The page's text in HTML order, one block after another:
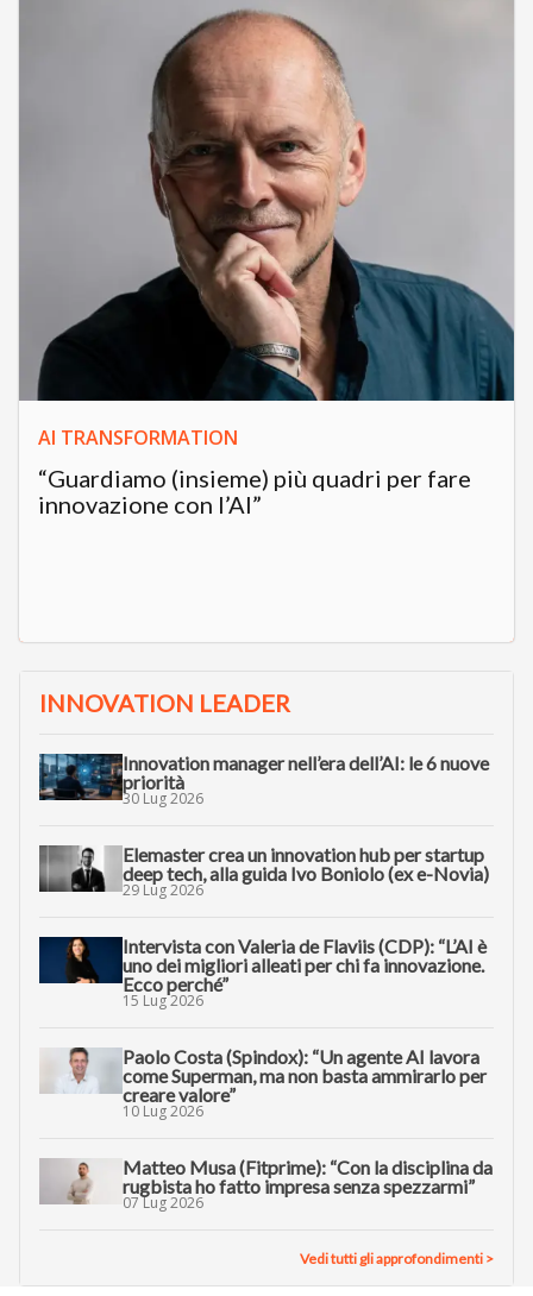
AI TRANSFORMATION
“Guardiamo (insieme) più quadri per fare
innovazione con l’AI”
INNOVATION LEADER
Innovation manager nell’era dell’AI: le 6 nuove
priorità
30 Lug 2026
Elemaster crea un innovation hub per startup
deep tech, alla guida Ivo Boniolo (ex e-Novia)
29 Lug 2026
Intervista con Valeria de Flaviis (CDP): “L’AI è
uno dei migliori alleati per chi fa innovazione.
Ecco perché”
15 Lug 2026
Paolo Costa (Spindox): “Un agente AI lavora
come Superman, ma non basta ammirarlo per
creare valore”
10 Lug 2026
Matteo Musa (Fitprime): “Con la disciplina da
rugbista ho fatto impresa senza spezzarmi”
07 Lug 2026
Vedi tutti gli approfondimenti >